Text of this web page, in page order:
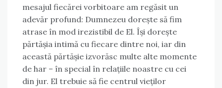
mesajul fiecărei vorbitoare am regăsit un
adevăr profund: Dumnezeu dorește să fim
atrase în mod irezistibil de El. Își dorește
părtășia intimă cu fiecare dintre noi, iar din
această părtășie izvorăsc multe alte momente
de har – în special în relațiile noastre cu cei
din jur. El trebuie să fie centrul vieților